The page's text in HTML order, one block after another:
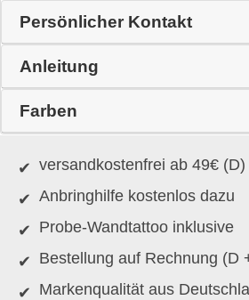
Persönlicher Kontakt
Anleitung
Farben
versandkostenfrei ab 49€ (D)
Anbringhilfe kostenlos dazu
Probe-Wandtattoo inklusive
Bestellung auf Rechnung (D
Markenqualität aus